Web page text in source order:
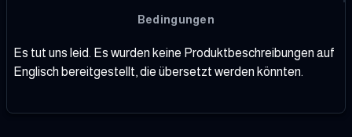
Bedingungen
Es tut uns leid. Es wurden keine Produktbeschreibungen auf
Englisch bereitgestellt, die übersetzt werden könnten.